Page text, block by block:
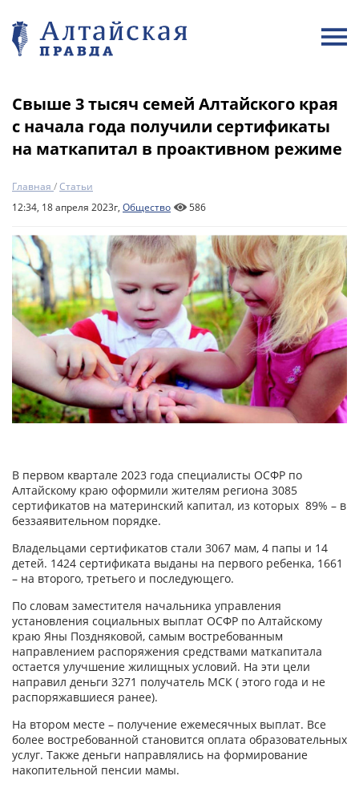
Свыше 3 тысяч семей Алтайского края
с начала года получили сертификаты
на маткапитал в проактивном режиме
Главная /Статьи
12:34, 18 апреля 2023г, Общество 586
В первом квартале 2023 года специалисты ОСФР по
Алтайскому краю оформили жителям региона 3085
сертификатов на материнский капитал, из которых 89% – в
беззаявительном порядке.
Владельцами сертификатов стали 3067 мам, 4 папы и 14
детей. 1424 сертификата выданы на первого ребенка, 1661
– на второго, третьего и последующего.
По словам заместителя начальника управления
установления социальных выплат ОСФР по Алтайскому
краю Яны Поздняковой, самым востребованным
направлением распоряжения средствами маткапитала
остается улучшение жилищных условий. На эти цели
направил деньги 3271 получатель МСК ( этого года и не
распоряжавшиеся ранее).
На втором месте – получение ежемесячных выплат. Все
более востребованной становится оплата образовательных
услуг. Также деньги направлялись на формирование
накопительной пенсии мамы.